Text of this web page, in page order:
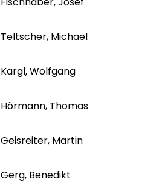
Teltscher, Michael
Kargl, Wolfgang
Hörmann, Thomas
Geisreiter, Martin
Gerg, Benedikt